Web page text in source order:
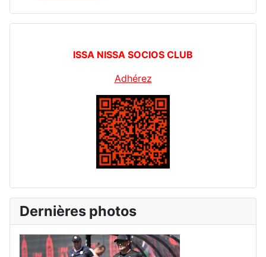
ISSA NISSA SOCIOS CLUB
Adhérez
Dernières photos